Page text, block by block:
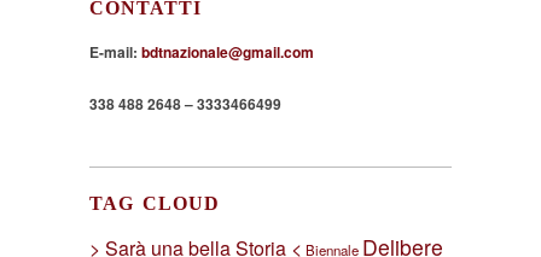
CONTATTI
E-mail: bdtnazionale@gmail.com
338 488 2648 – 3333466499
TAG CLOUD
> Sarà una bella Storia < Biennale Delibere